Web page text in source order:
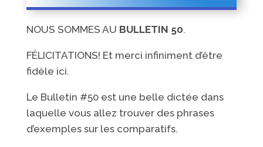
NOUS SOMMES AU BULLETIN 50.
FÉLICITATIONS! Et merci infiniment d’être
fidèle ici.
Le Bulletin #50 est une belle dictée dans
laquelle vous allez trouver des phrases
d’exemples sur les comparatifs.